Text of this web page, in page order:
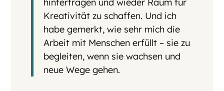
hinterfragen und wieder Raum für
Kreativität zu schaffen. Und ich
habe gemerkt, wie sehr mich die
Arbeit mit Menschen erfüllt – sie zu
begleiten, wenn sie wachsen und
neue Wege gehen.